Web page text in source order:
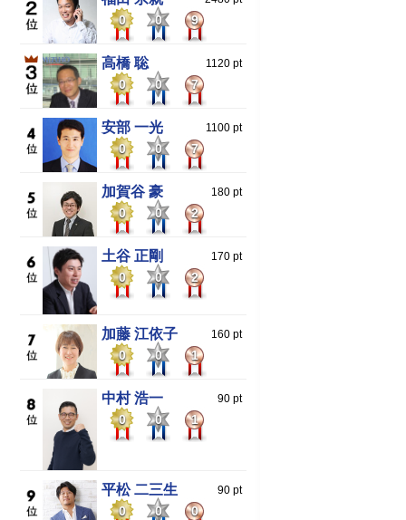
0 0 9
高橋 聡 1120 pt
0 0 7
安部 一光 1100 pt
0 0 7
加賀谷 豪 180 pt
0 0 2
土谷 正剛 170 pt
0 0 2
加藤 江依子 160 pt
0 0 1
中村 浩一 90 pt
0 0 1
平松 二三生 90 pt
0 0 0